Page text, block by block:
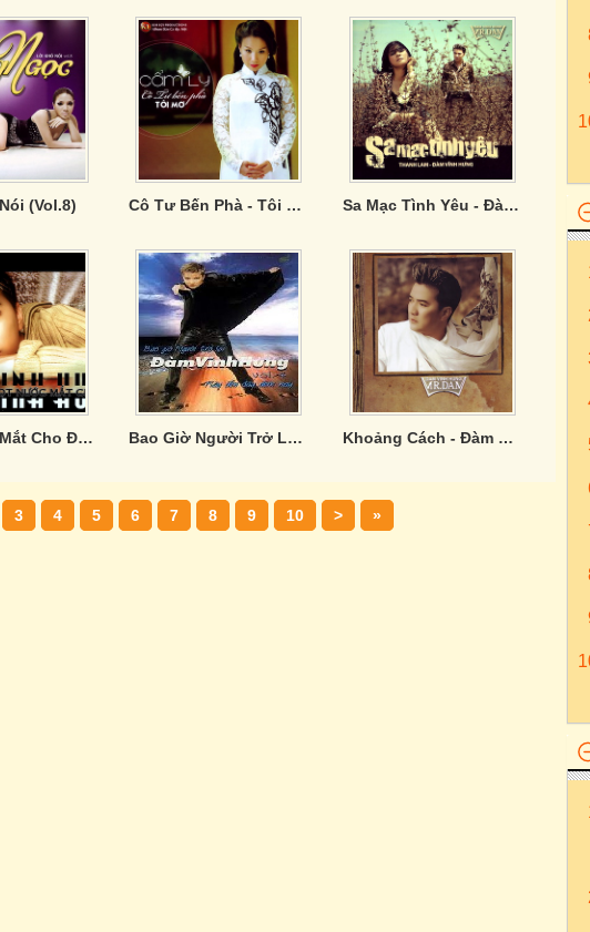
(Vol.8) Cô Tư Bến Phà - Tôi Mơ Sa Mạc Tình Yêu - Đàm Vĩnh Hưng
Giọt Nước Mắt Cho Đời Vol.5 Bao Giờ Người Trở Lại - Vol. 4 Khoảng Cách - Đàm Vĩnh Hưng
3 4 5 6 7 8 9 10 > »